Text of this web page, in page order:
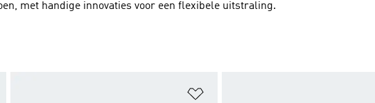
met handige innovaties voor een flexibele uitstraling.